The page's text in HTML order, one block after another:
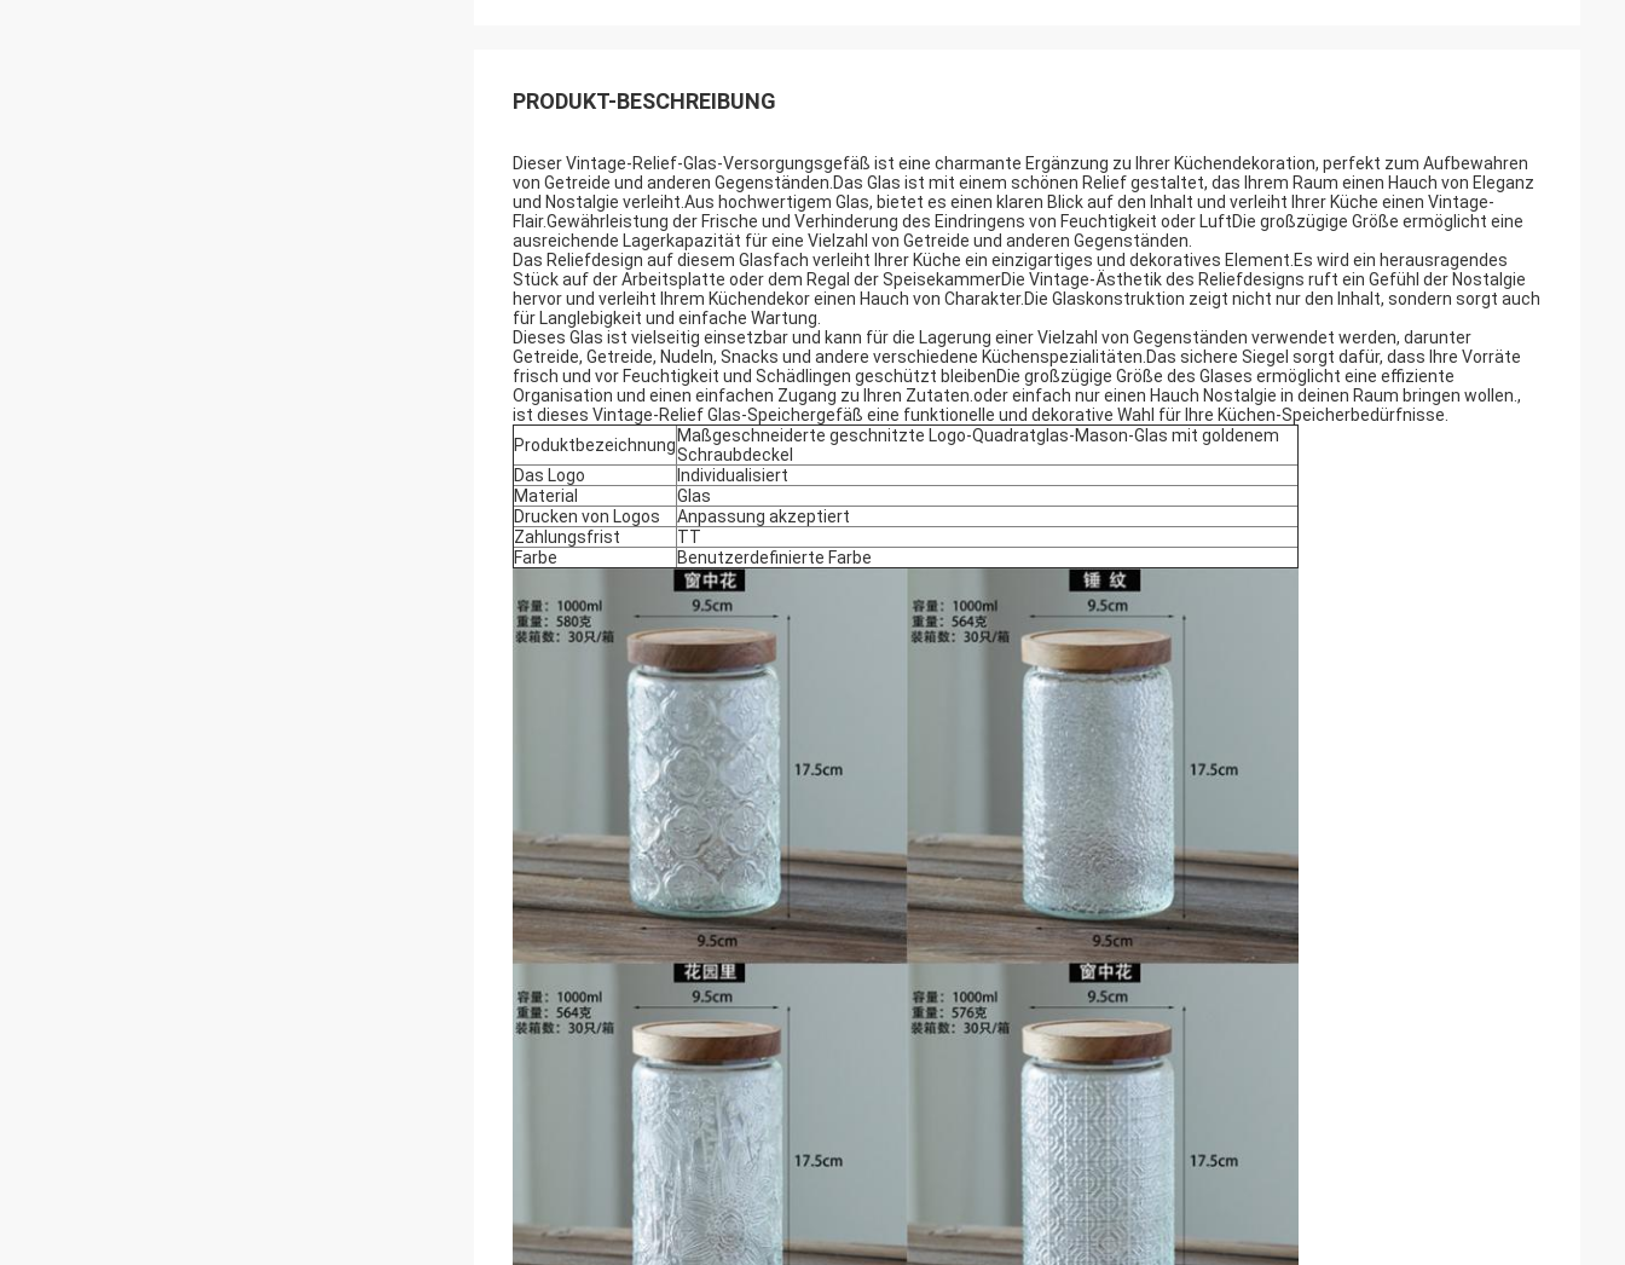
PRODUKT-BESCHREIBUNG
Dieser Vintage-Relief-Glas-Versorgungsgefäß ist eine charmante Ergänzung zu Ihrer Küchendekoration, perfekt zum Aufbewahren
von Getreide und anderen Gegenständen.Das Glas ist mit einem schönen Relief gestaltet, das Ihrem Raum einen Hauch von Eleganz
und Nostalgie verleiht.Aus hochwertigem Glas, bietet es einen klaren Blick auf den Inhalt und verleiht Ihrer Küche einen Vintage-
Flair.Gewährleistung der Frische und Verhinderung des Eindringens von Feuchtigkeit oder LuftDie großzügige Größe ermöglicht eine
ausreichende Lagerkapazität für eine Vielzahl von Getreide und anderen Gegenständen.
Das Reliefdesign auf diesem Glasfach verleiht Ihrer Küche ein einzigartiges und dekoratives Element.Es wird ein herausragendes
Stück auf der Arbeitsplatte oder dem Regal der SpeisekammerDie Vintage-Ästhetik des Reliefdesigns ruft ein Gefühl der Nostalgie
hervor und verleiht Ihrem Küchendekor einen Hauch von Charakter.Die Glaskonstruktion zeigt nicht nur den Inhalt, sondern sorgt auch
für Langlebigkeit und einfache Wartung.
Dieses Glas ist vielseitig einsetzbar und kann für die Lagerung einer Vielzahl von Gegenständen verwendet werden, darunter
Getreide, Getreide, Nudeln, Snacks und andere verschiedene Küchenspezialitäten.Das sichere Siegel sorgt dafür, dass Ihre Vorräte
frisch und vor Feuchtigkeit und Schädlingen geschützt bleibenDie großzügige Größe des Glases ermöglicht eine effiziente
Organisation und einen einfachen Zugang zu Ihren Zutaten.oder einfach nur einen Hauch Nostalgie in deinen Raum bringen wollen.,
ist dieses Vintage-Relief Glas-Speichergefäß eine funktionelle und dekorative Wahl für Ihre Küchen-Speicherbedürfnisse.
Produktbezeichnung Maßgeschneiderte geschnitzte Logo-Quadratglas-Mason-Glas mit goldenem
Schraubdeckel
Das Logo
Individualisiert
Material
Glas
Drucken von Logos
Anpassung akzeptiert
Zahlungsfrist
TT
Farbe
Benutzerdefinierte Farbe